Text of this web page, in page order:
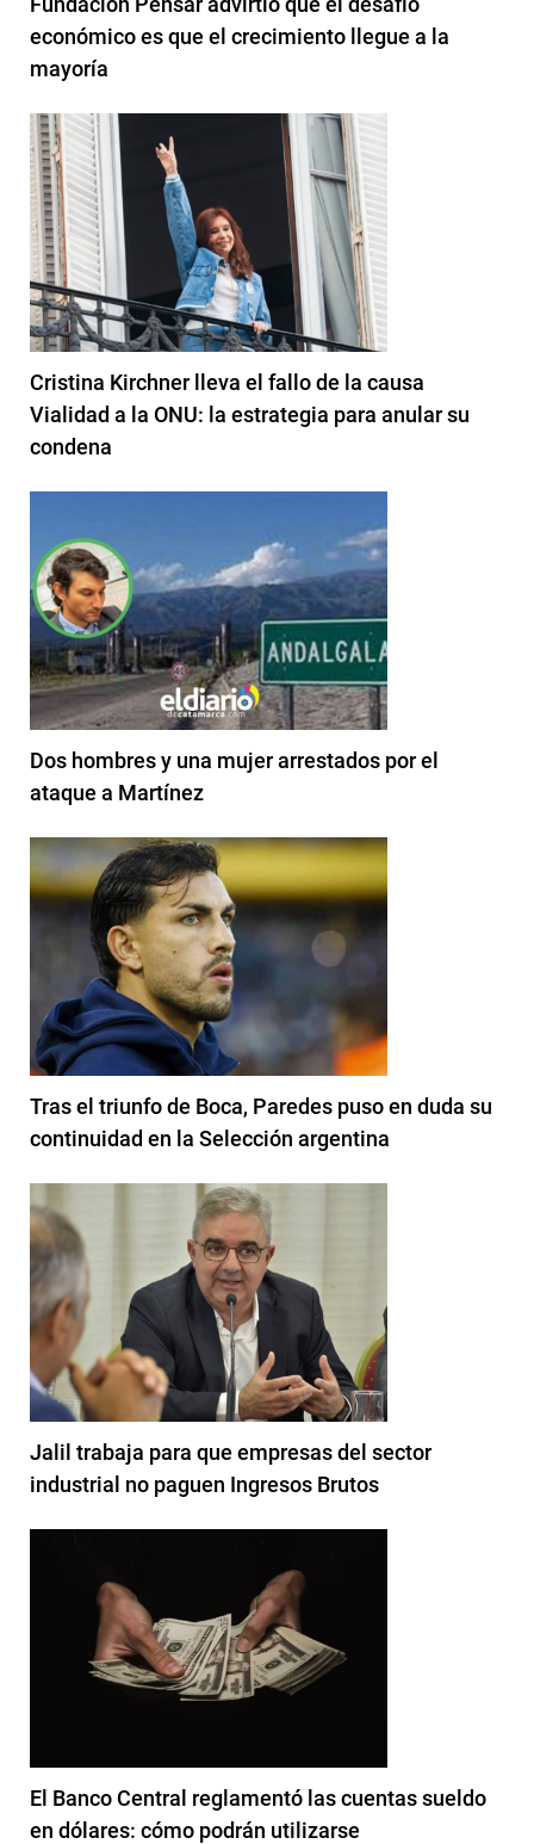
económico es que el crecimiento llegue a la
mayoría
Cristina Kirchner lleva el fallo de la causa
Vialidad a la ONU: la estrategia para anular su
condena
Dos hombres y una mujer arrestados por el
ataque a Martínez
Tras el triunfo de Boca, Paredes puso en duda su
continuidad en la Selección argentina
Jalil trabaja para que empresas del sector
industrial no paguen Ingresos Brutos
El Banco Central reglamentó las cuentas sueldo
en dólares: cómo podrán utilizarse